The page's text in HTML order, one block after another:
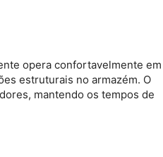
opera confortavelmente em
estruturais no armazém. O
mantendo os tempos de